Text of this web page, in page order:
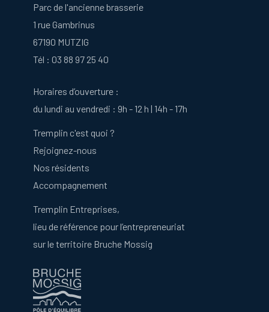
Parc de l'ancienne brasserie
1 rue Gambrinus
67190 MUTZIG
Tél : 03 88 97 25 40
Horaires d’ouverture :
du lundi au vendredi : 9h - 12 h | 14h - 17h
Tremplin c'est quoi ?
Rejoignez-nous
Nos résidents
Accompagnement
Tremplin Entreprises,
lieu de référence pour l’entrepreneuriat
sur le territoire Bruche Mossig